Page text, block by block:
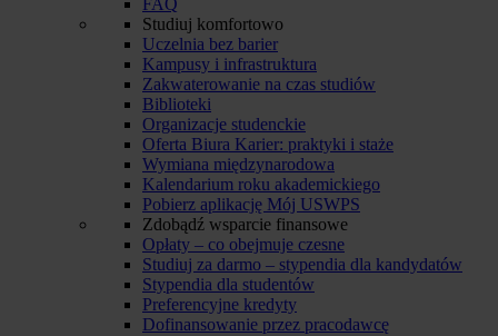
FAQ
Studiuj komfortowo
Uczelnia bez barier
Kampusy i infrastruktura
Zakwaterowanie na czas studiów
Biblioteki
Organizacje studenckie
Oferta Biura Karier: praktyki i staże
Wymiana międzynarodowa
Kalendarium roku akademickiego
Pobierz aplikację Mój USWPS
Zdobądź wsparcie finansowe
Opłaty – co obejmuje czesne
Studiuj za darmo – stypendia dla kandydatów
Stypendia dla studentów
Preferencyjne kredyty
Dofinansowanie przez pracodawcę